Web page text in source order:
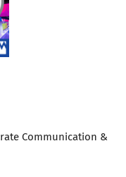
Communication &